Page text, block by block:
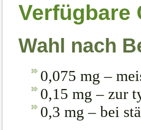
Verfügbare
Wahl nach
0,075 mg –
0,15 mg – zur
0,3 mg – bei